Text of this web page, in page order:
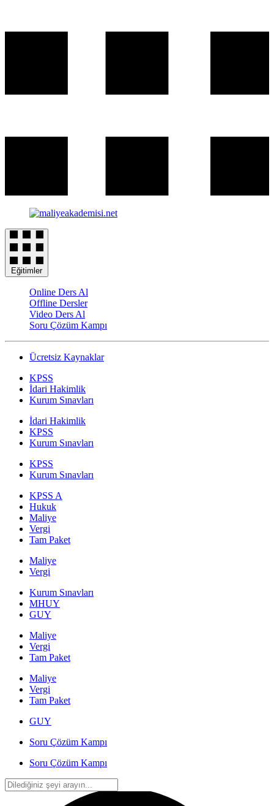
Eğitimler
Online Ders Al
Offline Dersler
Video Ders Al
Soru Çözüm Kampı
Ücretsiz Kaynaklar
KPSS
İdari Hakimlik
Kurum Sınavları
İdari Hakimlik
KPSS
Kurum Sınavları
KPSS
Kurum Sınavları
KPSS A
Hukuk
Maliye
Vergi
Tam Paket
Maliye
Vergi
Kurum Sınavları
MHUY
GUY
Maliye
Vergi
Tam Paket
Maliye
Vergi
Tam Paket
GUY
Soru Çözüm Kampı
Soru Çözüm Kampı